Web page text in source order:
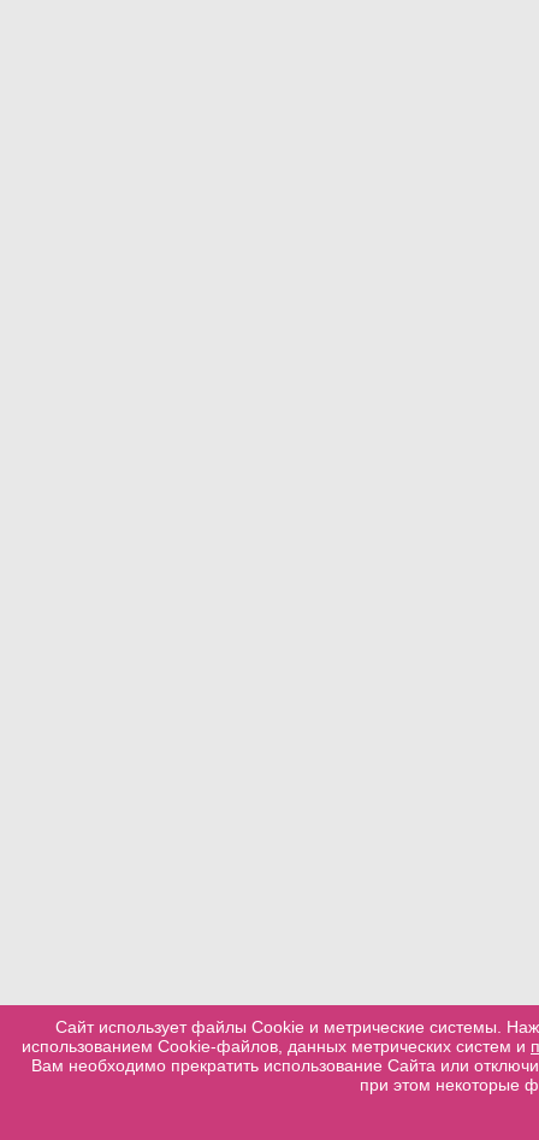
Сайт использует файлы Cookie и метрические системы.
использованием Cookie-файлов, данных метрических систем и
Вам необходимо прекратить использование Сайта или
при этом некоторые